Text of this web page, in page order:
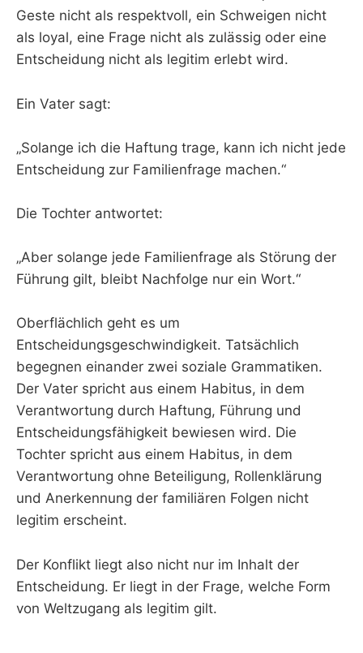
Geste nicht als respektvoll, ein Schweigen nicht
als loyal, eine Frage nicht als zulässig oder eine
Entscheidung nicht als legitim erlebt wird.
Ein Vater sagt:
„Solange ich die Haftung trage, kann ich nicht jede
Entscheidung zur Familienfrage machen.“
Die Tochter antwortet:
„Aber solange jede Familienfrage als Störung der
Führung gilt, bleibt Nachfolge nur ein Wort.“
Oberflächlich geht es um
Entscheidungsgeschwindigkeit. Tatsächlich
begegnen einander zwei soziale Grammatiken.
Der Vater spricht aus einem Habitus, in dem
Verantwortung durch Haftung, Führung und
Entscheidungsfähigkeit bewiesen wird. Die
Tochter spricht aus einem Habitus, in dem
Verantwortung ohne Beteiligung, Rollenklärung
und Anerkennung der familiären Folgen nicht
legitim erscheint.
Der Konflikt liegt also nicht nur im Inhalt der
Entscheidung. Er liegt in der Frage, welche Form
von Weltzugang als legitim gilt.